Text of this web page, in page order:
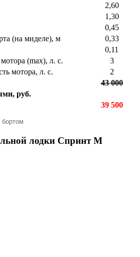
2,60
1,30
0,45
(на миделе), м
0,33
0,11
(max), л. с.
3
мотора, л. с.
2
43 000
руб.
39 500
лодки Спринт М